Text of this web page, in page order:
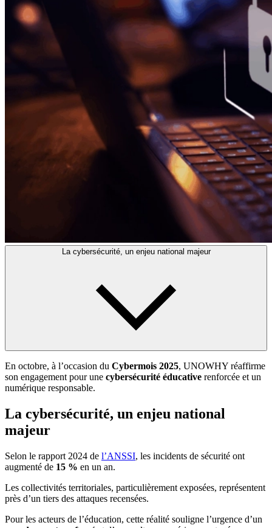
La cybersécurité, un enjeu national majeur
En octobre, à l’occasion du Cybermois 2025, UNOWHY réaffirme
son engagement pour une cybersécurité éducative renforcée et un
numérique responsable.
La cybersécurité, un enjeu national
majeur
Selon le rapport 2024 de l’ANSSI, les incidents de sécurité ont
augmenté de 15 % en un an.
Les collectivités territoriales, particulièrement exposées, représentent
près d’un tiers des attaques recensées.
Pour les acteurs de l’éducation, cette réalité souligne l’urgence d’un